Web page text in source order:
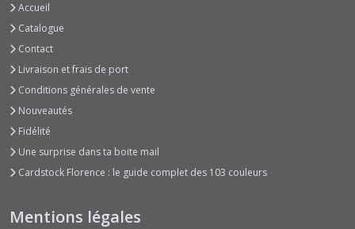
Accueil
Catalogue
Contact
Livraison et frais de port
Conditions générales de vente
Nouveautés
Fidélité
Une surprise dans ta boite mail
Cardstock Florence : le guide complet des 103 couleurs
Mentions légales